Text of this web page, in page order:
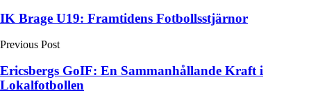
Post
navigation
IK Brage U19: Framtidens Fotbollsstjärnor
Previous Post
Ericsbergs GoIF: En Sammanhållande Kraft i
Lokalfotbollen